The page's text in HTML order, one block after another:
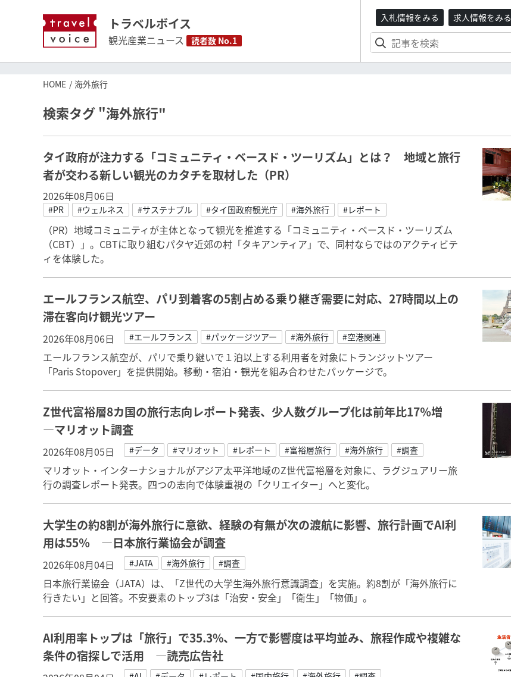
トラベルボイス
観光産業ニュース 読者数 No.1
入札情報をみる 求人情報をみる
HOME 海外旅行
検索タグ "海外旅行"
タイ政府が注力する「コミュニティ・ベースド・ツーリズム」とは？ 地域と旅行
者が交わる新しい観光のカタチを取材した（PR）
2026年08月06日
#PR #ウェルネス #サステナブル #タイ国政府観光庁 #海外旅行 #レポート
（PR）地域コミュニティが主体となって観光を推進する「コミュニティ・ベースド・ツーリズム
（CBT）」。CBTに取り組むパタヤ近郊の村「タキアンティア」で、同村ならではのアクティビテ
ィを体験した。
エールフランス航空、パリ到着客の5割占める乗り継ぎ需要に対応、27時間以上の
滞在客向け観光ツアー
2026年08月06日 #エールフランス #パッケージツアー #海外旅行 #空港関連
エールフランス航空が、パリで乗り継いで１泊以上する利用者を対象にトランジットツアー
「Paris Stopover」を提供開始。移動・宿泊・観光を組み合わせたパッケージで。
Z世代富裕層8カ国の旅行志向レポート発表、少人数グループ化は前年比17％増
―マリオット調査
2026年08月05日 #データ #マリオット #レポート #富裕層旅行 #海外旅行 #調査
マリオット・インターナショナルがアジア太平洋地域のZ世代富裕層を対象に、ラグジュアリー旅
行の調査レポート発表。四つの志向で体験重視の「クリエイター」へと変化。
大学生の約8割が海外旅行に意欲、経験の有無が次の渡航に影響、旅行計画でAI利
用は55％ ―日本旅行業協会が調査
2026年08月04日 #JATA #海外旅行 #調査
日本旅行業協会（JATA）は、「Z世代の大学生海外旅行意識調査」を実施。約8割が「海外旅行に
行きたい」と回答。不安要素のトップ3は「治安・安全」「衛生」「物価」。
AI利用率トップは「旅行」で35.3%、一方で影響度は平均並み、旅程作成や複雑な
条件の宿探しで活用 ―読売広告社